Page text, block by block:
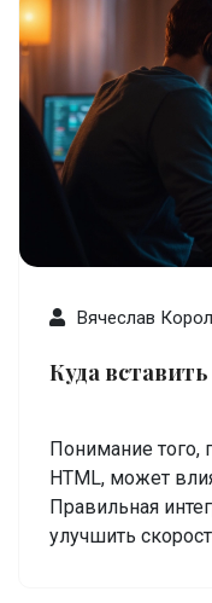
разработчика и
направление для
хочет ворваться
понимать свой
Вячеслав
Куда
Понимание того,
HTML, может
Правильная
улучшить